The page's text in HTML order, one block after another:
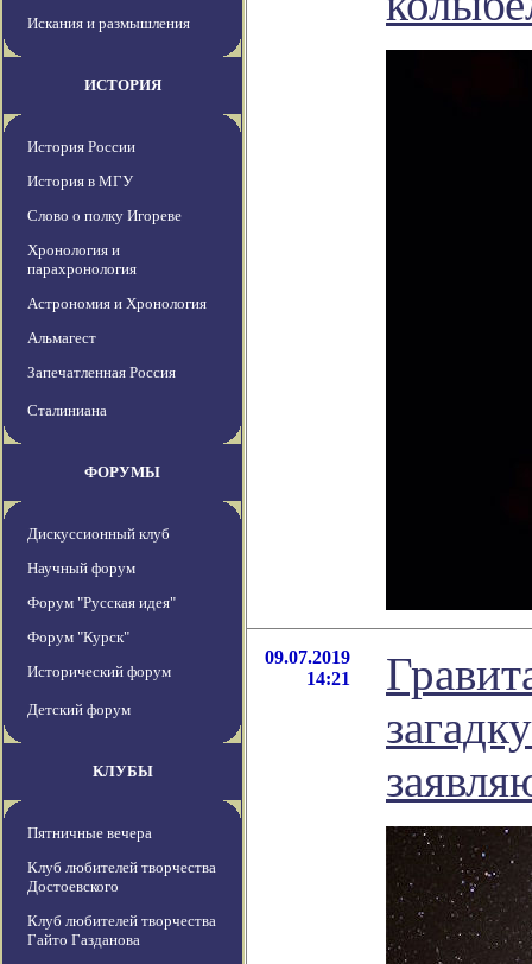
Искания и размышления
ИСТОРИЯ
История России
История в МГУ
Слово о полку Игореве
Хронология и
парахронология
Астрономия и Хронология
Альмагест
Запечатленная Россия
Сталиниана
ФОРУМЫ
Дискуссионный клуб
Научный форум
Форум "Русская идея"
Форум "Курск"
Исторический форум
Детский форум
КЛУБЫ
Пятничные вечера
Клуб любителей творчества
Достоевского
Клуб любителей творчества
Гайто Газданова
09.07.2019
14:21